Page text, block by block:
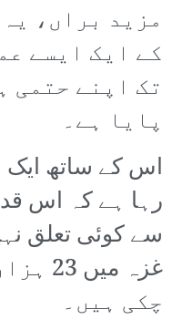
مزید براں،
کے ایک ایسے
تک اپنے حتمی
پایا ہے۔
اس کے ساتھ ایک
رہا ہے کہ اس
سے کوئی تعلق
غزہ
چکی ہیں۔